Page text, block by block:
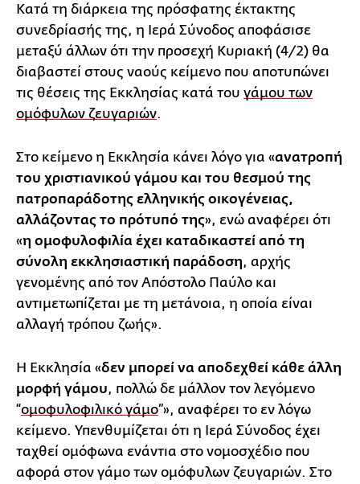
Κατά τη διάρκεια της πρόσφατης έκτακτης
συνεδρίασής της, η Ιερά Σύνοδος αποφάσισε
μεταξύ άλλων ότι την προσεχή Κυριακή (4/2) θα
διαβαστεί στους ναούς κείμενο που αποτυπώνει
τις θέσεις της Εκκλησίας κατά του γάμου των
ομόφυλων ζευγαριών.
Στο κείμενο η Εκκλησία κάνει λόγο για «ανατροπή
του χριστιανικού γάμου και του θεσμού της
πατροπαράδοτης ελληνικής οικογένειας,
αλλάζοντας το πρότυπό της», ενώ αναφέρει ότι
«η ομοφυλοφιλία έχει καταδικαστεί από τη
σύνολη εκκλησιαστική παράδοση, αρχής
γενομένης από τον Απόστολο Παύλο και
αντιμετωπίζεται με τη μετάνοια, η οποία είναι
αλλαγή τρόπου ζωής».
Η Εκκλησία «δεν μπορεί να αποδεχθεί κάθε άλλη
μορφή γάμου, πολλώ δε μάλλον τον λεγόμενο
“ομοφυλοφιλικό γάμο”», αναφέρει το εν λόγω
κείμενο. Υπενθυμίζεται ότι η Ιερά Σύνοδος έχει
ταχθεί ομόφωνα ενάντια στο νομοσχέδιο που
αφορά στον γάμο των ομόφυλων ζευγαριών. Στο